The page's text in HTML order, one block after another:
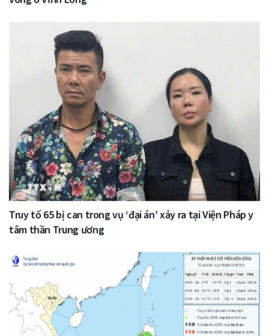
Truy tố 65 bị can trong vụ ‘đại án’ xảy ra tại Viện Pháp y
tâm thần Trung ương